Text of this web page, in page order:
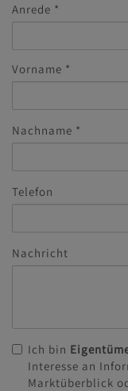
Anrede
Vorname
Nachname
Telefon
Nachricht
Ich bin
Interesse an
Marktüberblick